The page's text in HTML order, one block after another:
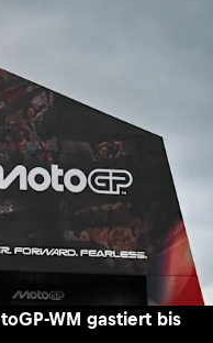
WM gastiert bis